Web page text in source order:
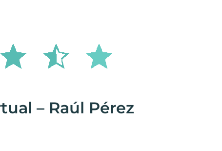
– Raúl Pérez